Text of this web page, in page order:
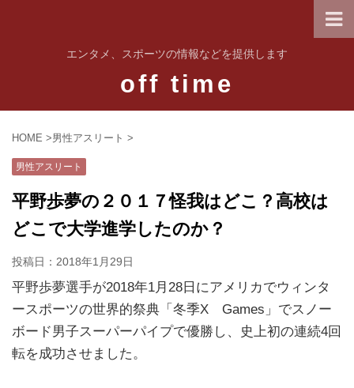
エンタメ、スポーツの情報などを提供します
off time
HOME >男性アスリート >
男性アスリート
平野歩夢の２０１７怪我はどこ？高校は
どこで大学進学したのか？
投稿日： 2018年1月29日
平野歩夢選手が2018年1月28日にアメリカでウィンタ
ースポーツの世界的祭典「冬季X Games」でスノー
ボード男子スーパーパイプで優勝し、史上初の連続4回
転を成功させました。